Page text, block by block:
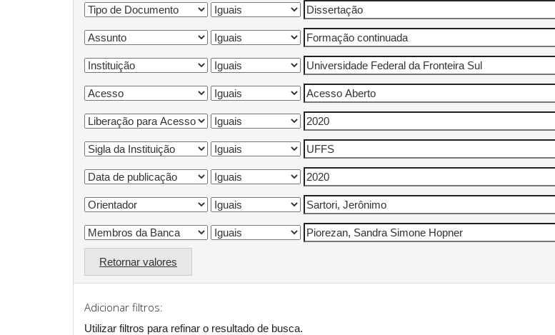
Retornar valores
Adicionar filtros:
Utilizar filtros para refinar o resultado de busca.